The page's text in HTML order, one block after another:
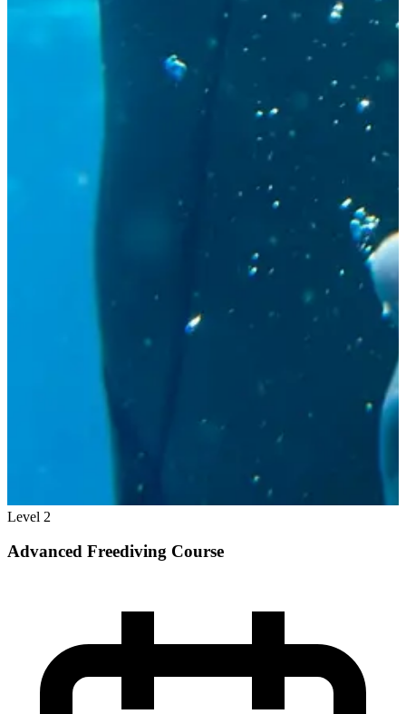
Level 2
Advanced Freediving Course